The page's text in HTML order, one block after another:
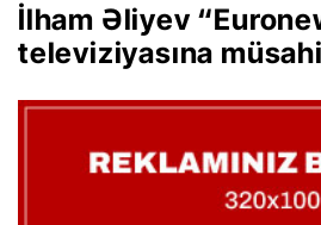
İlham Əliyev
televiziyasına